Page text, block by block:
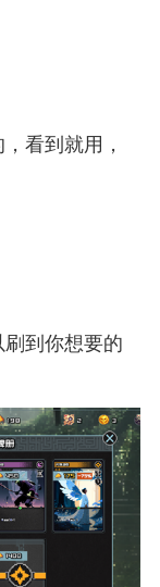
看到就用，
到你想要的